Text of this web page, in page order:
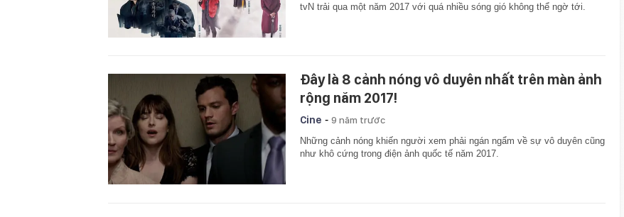
tvN trải qua một năm 2017 với quá nhiều sóng gió không thể ngờ tới.
Đây là 8 cảnh nóng vô duyên nhất trên màn ảnh
rộng năm 2017!
Cine - 9 năm trước
Những cảnh nóng khiến người xem phải ngán ngẩm về sự vô duyên cũng
như khô cứng trong điện ảnh quốc tế năm 2017.